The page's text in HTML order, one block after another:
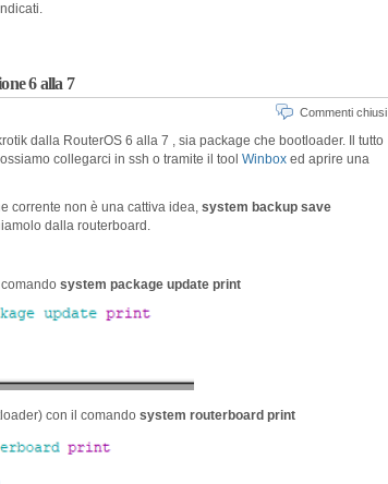
6 alla 7
Commenti chiusi
dalla RouterOS 6 alla 7 , sia package che bootloader. Il tutto
collegarci in ssh o tramite il tool Winbox ed aprire una
corrente non è una cattiva idea, system backup save
dalla routerboard.
system package update print
con il comando system routerboard print